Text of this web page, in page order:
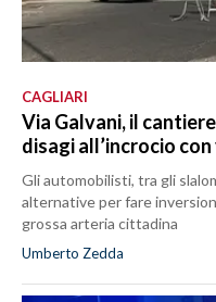
CAGLIARI
Via Galvani, il
disagi all’incrocio
Gli automobilisti, tra gli
alternative per fare
grossa arteria cittadina
Umberto Zedda